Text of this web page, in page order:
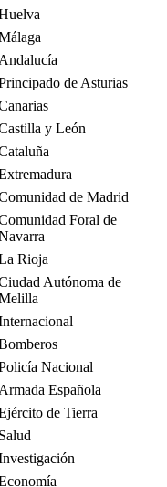
Andalucía
de Asturias
y León
de Madrid
Foral de
Rioja
Autónoma de
Nacional
Armada Española
de Tierra
Salud